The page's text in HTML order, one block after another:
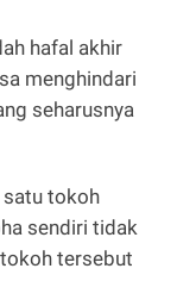
hafal akhir
menghindari
seharusnya
satu tokoh
sendiri tidak
tersebut